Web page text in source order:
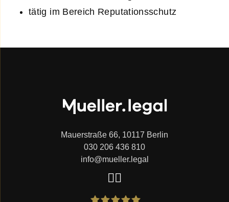
tätig im Bereich Reputationsschutz
Mauerstraße 66, 10117 Berlin
030 206 436 810
info@mueller.legal